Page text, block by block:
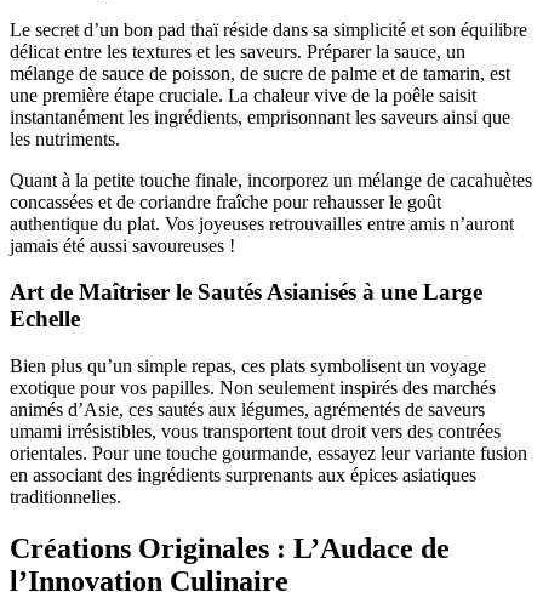
Le secret d’un bon pad thaï réside dans sa simplicité et son équilibre
délicat entre les textures et les saveurs. Préparer la sauce, un
mélange de sauce de poisson, de sucre de palme et de tamarin, est
une première étape cruciale. La chaleur vive de la poêle saisit
instantanément les ingrédients, emprisonnant les saveurs ainsi que
les nutriments.
Quant à la petite touche finale, incorporez un mélange de cacahuètes
concassées et de coriandre fraîche pour rehausser le goût
authentique du plat. Vos joyeuses retrouvailles entre amis n’auront
jamais été aussi savoureuses !
Art de Maîtriser le Sautés Asianisés à une Large
Echelle
Bien plus qu’un simple repas, ces plats symbolisent un voyage
exotique pour vos papilles. Non seulement inspirés des marchés
animés d’Asie, ces sautés aux légumes, agrémentés de saveurs
umami irrésistibles, vous transportent tout droit vers des contrées
orientales. Pour une touche gourmande, essayez leur variante fusion
en associant des ingrédients surprenants aux épices asiatiques
traditionnelles.
Créations Originales : L’Audace de
l’Innovation Culinaire